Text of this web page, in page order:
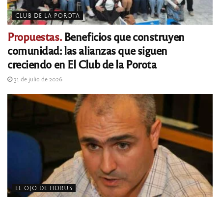
CLUB DE LA POROTA
Propuestas.Beneficios que construyen
comunidad: las alianzas que siguen
creciendo en El Club de la Porota
31 de julio de 2026
EL OJO DE HORUS